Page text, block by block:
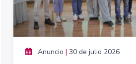
Anuncio| 30 de julio 2026